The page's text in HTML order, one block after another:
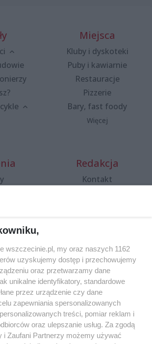
Miejsca
Kluby i dyskoteki
Puby i kawiarnie
Restauracje
Pizzerie
Bary, fast foody
Więcej
Redakcja
Kontakt
Specjalny koncert z okazji
20. urodzin portalu
wSzczecinie.pl
Regulamin konkursów
śniadaniówka "Hej
Szczecin! Jest piątek!"
wszczecinie.pl, my oraz naszych 1162
uzyskujemy dostęp i przechowujemy
oraz przetwarzamy dane
unikalne identyfikatory, standardowe
przez urządzenie czy dane
zapewniania spersonalizowanych
treści, pomiar reklam i
oraz ulepszanie usług. Za zgodą
i Zaufani Partnerzy możemy używać